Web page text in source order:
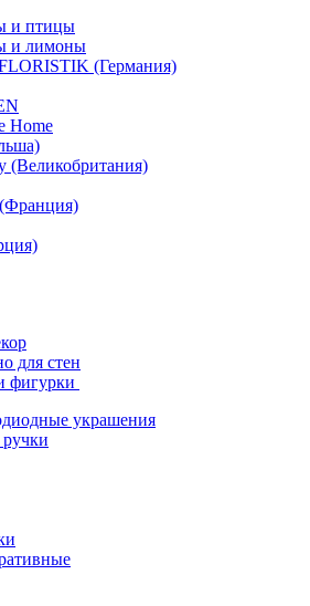
и птицы
и лимоны
(Германия)
Home
(Великобритания)
для стен
фигурки
украшения